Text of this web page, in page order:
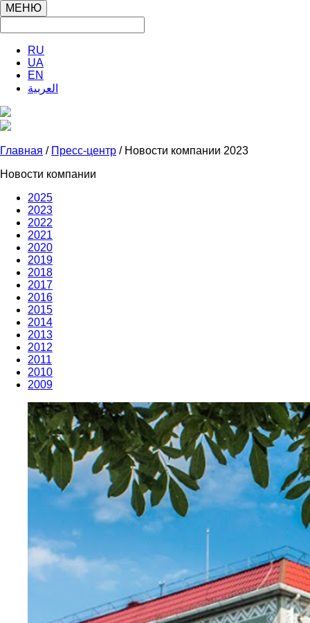
МЕНЮ
RU
UA
EN
العربية
Главная / Пресс-центр / Новости компании 2023
Новости компании
2025
2023
2022
2021
2020
2019
2018
2017
2016
2015
2014
2013
2012
2011
2010
2009